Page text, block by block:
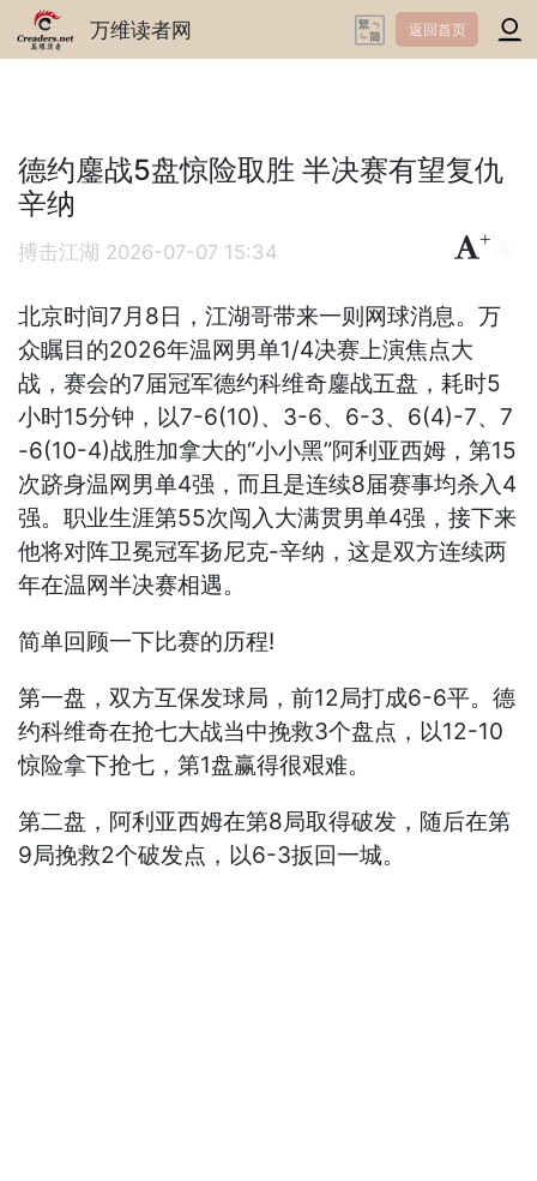
万维读者网 返回首页
德约鏖战5盘惊险取胜 半决赛有望复仇
辛纳
搏击江湖 2026-07-07 15:34
+
北京时间7月8日，江湖哥带来一则网球消息。万
众瞩目的2026年温网男单1/4决赛上演焦点大
战，赛会的7届冠军德约科维奇鏖战五盘，耗时5
小时15分钟，以7-6(10)、3-6、6-3、6(4)-7、7
-6(10-4)战胜加拿大的“小小黑”阿利亚西姆，第15
次跻身温网男单4强，而且是连续8届赛事均杀入4
强。职业生涯第55次闯入大满贯男单4强，接下来
他将对阵卫冕冠军扬尼克-辛纳，这是双方连续两
年在温网半决赛相遇。
简单回顾一下比赛的历程!
第一盘，双方互保发球局，前12局打成6-6平。德
约科维奇在抢七大战当中挽救3个盘点，以12-10
惊险拿下抢七，第1盘赢得很艰难。
第二盘，阿利亚西姆在第8局取得破发，随后在第
9局挽救2个破发点，以6-3扳回一城。